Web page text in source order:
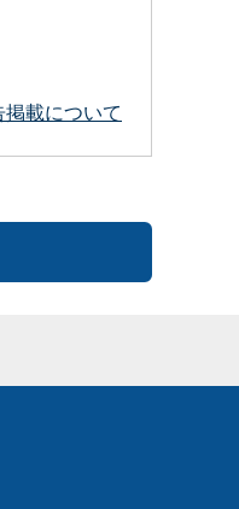
掲載について